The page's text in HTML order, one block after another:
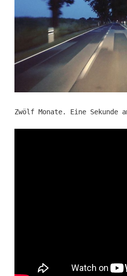
Zwölf Monate. Eine Sekunde